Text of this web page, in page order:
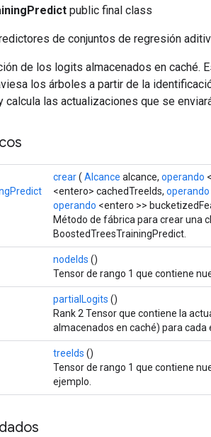
public final class
de conjuntos de regresión
de los logits almacenados en caché.
los árboles a partir de la
calcula las actualizaciones que se
crear( Alcance alcance, operando
<entero> cachedTreeIds, operando
operando <entero >>
Método de fábrica para crear una
BoostedTreesTrainingPredict.
nodeIds ()
Tensor de rango 1 que contiene
partialLogits ()
Rank 2 Tensor que contiene la
almacenados en caché) para cada
treeIds ()
Tensor de rango 1 que contiene
ejemplo.